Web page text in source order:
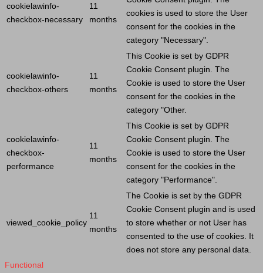
cookielawinfo-
checkbox-necessary
11
months
cookies is used to store the User
consent for the cookies in the
category "Necessary".
cookielawinfo-
checkbox-others
11
months
This Cookie is set by GDPR
Cookie Consent plugin. The
Cookie is used to store the User
consent for the cookies in the
category "Other.
cookielawinfo-
checkbox-
performance
11
months
This Cookie is set by GDPR
Cookie Consent plugin. The
Cookie is used to store the User
consent for the cookies in the
category "Performance".
viewed_cookie_policy
11
months
The Cookie is set by the GDPR
Cookie Consent plugin and is used
to store whether or not User has
consented to the use of cookies. It
does not store any personal data.
Functional